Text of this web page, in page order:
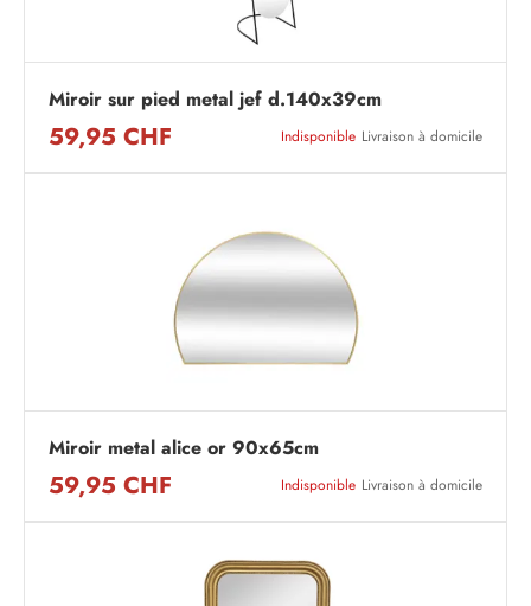
Miroir sur pied metal jef d.140x39cm
59,95 CHF Indisponible Livraison à domicile
Miroir metal alice or 90x65cm
59,95 CHF Indisponible Livraison à domicile